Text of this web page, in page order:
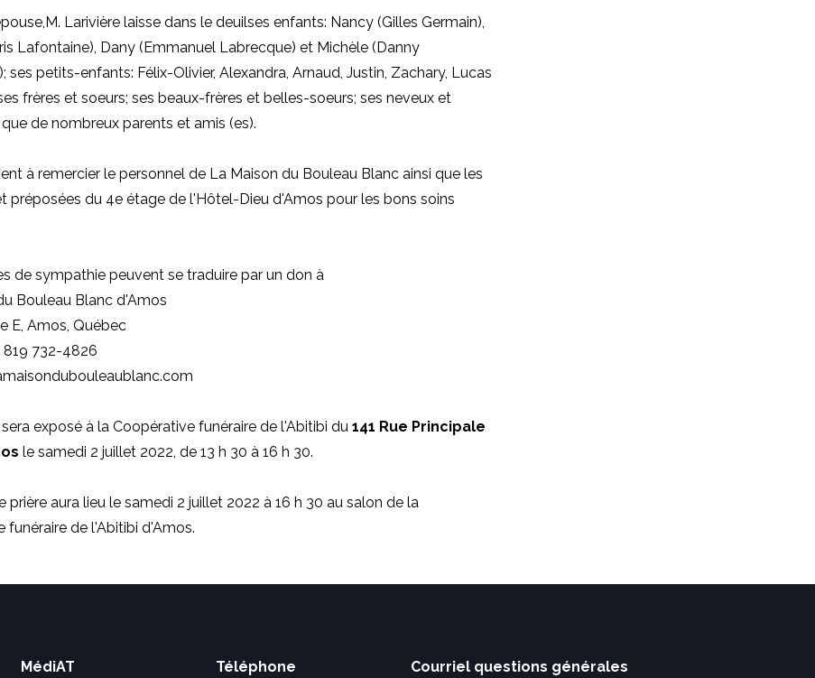
,M. Larivière laisse dans le deuilses enfants: Nancy (Gilles Germain),
Lafontaine), Dany (Emmanuel Labrecque) et Michèle (Danny
ses petits-enfants: Félix-Olivier, Alexandra, Arnaud, Justin, Zachary, Lucas
frères et soeurs; ses beaux-frères et belles-soeurs; ses neveux et
de nombreux parents et amis (es).
à remercier le personnel de La Maison du Bouleau Blanc ainsi que les
préposées du 4e étage de l'Hôtel-Dieu d'Amos pour les bons soins
de sympathie peuvent se traduire par un don à
Bouleau Blanc d'Amos
E, Amos, Québec
819 732-4826
sera exposé à la Coopérative funéraire de l'Abitibi du 141 Rue Principale
le samedi 2 juillet 2022, de 13 h 30 à 16 h 30.
prière aura lieu le samedi 2 juillet 2022 à 16 h 30 au salon de la
funéraire de l'Abitibi d'Amos.
MédiAT Téléphone Courriel questions générales